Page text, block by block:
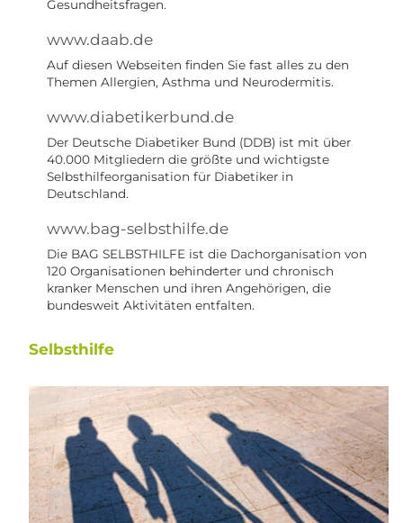
Gesundheitsfragen.
www.daab.de
Auf diesen Webseiten finden Sie fast alles zu den
Themen Allergien, Asthma und Neurodermitis.
www.diabetikerbund.de
Der Deutsche Diabetiker Bund (DDB) ist mit über
40.000 Mitgliedern die größte und wichtigste
Selbsthilfeorganisation für Diabetiker in
Deutschland.
www.bag-selbsthilfe.de
Die BAG SELBSTHILFE ist die Dachorganisation von
120 Organisationen behinderter und chronisch
kranker Menschen und ihren Angehörigen, die
bundesweit Aktivitäten entfalten.
Selbsthilfe